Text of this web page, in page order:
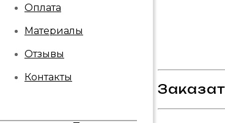
Оплата
Материалы
Отзывы
Контакты